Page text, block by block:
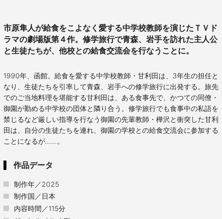
市原隼人が給食をこよなく愛する中学校教師を演じたＴＶド
ラマの劇場版第４作。修学旅行で青森、岩手を訪れた主人公
と生徒たちが、他校との給食交流会を行なうことに。
1990年、函館。給食を愛する中学校教師・甘利田は、3年生の担任と
なり、生徒たちを引率して青森、岩手への修学旅行に出発する。旅先
でのご当地料理を堪能する甘利田は、ある食事先で、かつての同僚・
御園が勤める中学校の団体と隣り合う。修学旅行でも食事中の私語を
禁じるなど厳しい指導を行なう御園の先輩教師・樺沢と衝突した甘利
田は、自分の生徒たちを連れ、御園の学校との給食交流会に参加する
ことになるが……。
作品データ
制作年／2025
制作国／日本
内容時間／115分